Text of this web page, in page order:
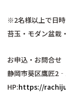
※2名様以上で日
苔玉・モダン盆栽
お申込・お問合
静岡市葵区鷹匠
HP:https://